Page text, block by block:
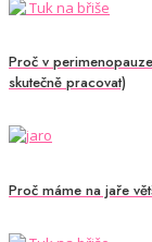
Proč v
skutečně pracovat)
Proč máme na jaře